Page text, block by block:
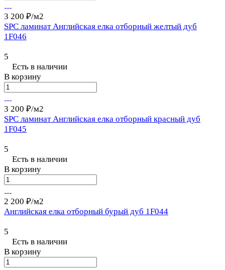
3 200 ₽/м2
SPC ламинат Английская елка отборный желтый дуб
1F046
5
Есть в наличии
В корзину
3 200 ₽/м2
SPC ламинат Английская елка отборный красный дуб
1F045
5
Есть в наличии
В корзину
2 200 ₽/м2
Английская елка отборный бурый дуб 1F044
5
Есть в наличии
В корзину